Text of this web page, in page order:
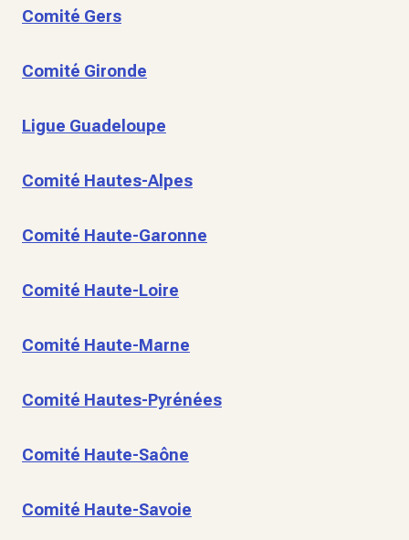
Comité Gers
Comité Gironde
Ligue Guadeloupe
Comité Hautes-Alpes
Comité Haute-Garonne
Comité Haute-Loire
Comité Haute-Marne
Comité Hautes-Pyrénées
Comité Haute-Saône
Comité Haute-Savoie